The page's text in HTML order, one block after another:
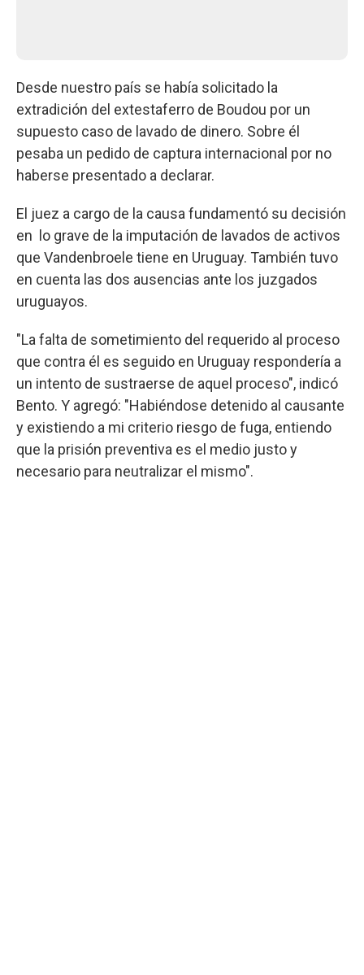
Desde nuestro país se había solicitado la
extradición del extestaferro de Boudou por un
supuesto caso de lavado de dinero. Sobre él
pesaba un pedido de captura internacional por no
haberse presentado a declarar.
El juez a cargo de la causa fundamentó su decisión
en lo grave de la imputación de lavados de activos
que Vandenbroele tiene en Uruguay. También tuvo
en cuenta las dos ausencias ante los juzgados
uruguayos.
"La falta de sometimiento del requerido al proceso
que contra él es seguido en Uruguay respondería a
un intento de sustraerse de aquel proceso", indicó
Bento. Y agregó: "Habiéndose detenido al causante
y existiendo a mi criterio riesgo de fuga, entiendo
que la prisión preventiva es el medio justo y
necesario para neutralizar el mismo".